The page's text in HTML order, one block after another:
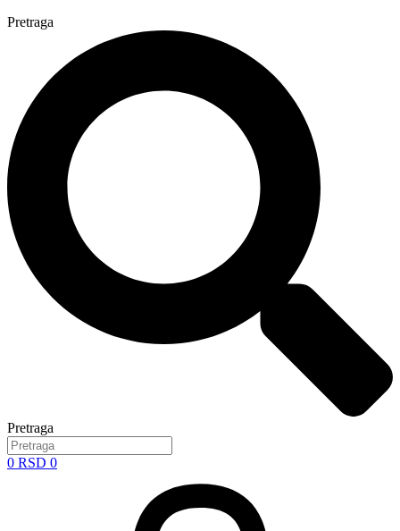
Pretraga
Pretraga
0 RSD 0